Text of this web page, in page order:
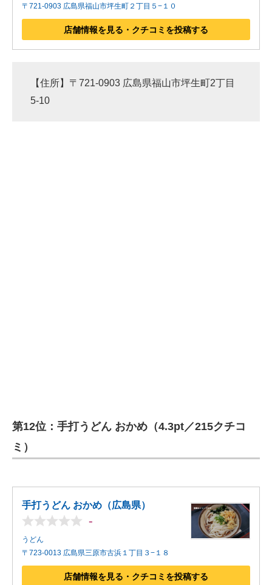
〒721-0903 広島県福山市坪生町２丁目５−１０
店舗情報を見る・クチコミを投稿する
【住所】〒721-0903 広島県福山市坪生町2丁目
5-10
第12位：手打うどん おかめ（4.3pt／215クチコ
ミ）
手打うどん おかめ（広島県）
-
うどん
〒723-0013 広島県三原市古浜１丁目３−１８
店舗情報を見る・クチコミを投稿する